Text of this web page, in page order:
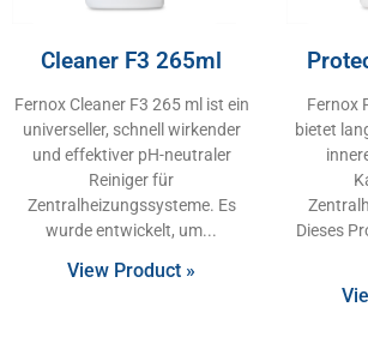
Cleaner F3 265ml
Fernox Cleaner F3 265 ml ist ein
universeller, schnell wirkender
und effektiver pH-neutraler
Reiniger für
Zentralheizungssysteme. Es
wurde entwickelt, um
View Product »
Fernox
bietet
Dieses